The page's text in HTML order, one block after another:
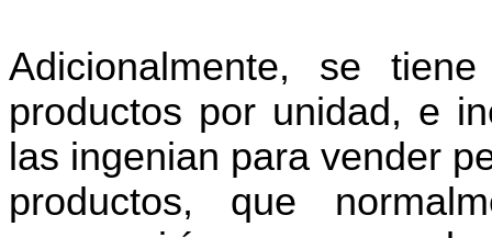
Adicionalmente, se
productos por unidad, e
las ingenian para vender
productos, que